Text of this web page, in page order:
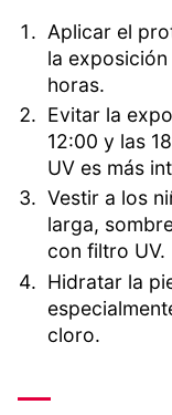
Aplicar el
la
horas.
Evitar la
12:00 y las
UV es más
Vestir a los
larga,
con filtro UV.
Hidratar la
cloro.